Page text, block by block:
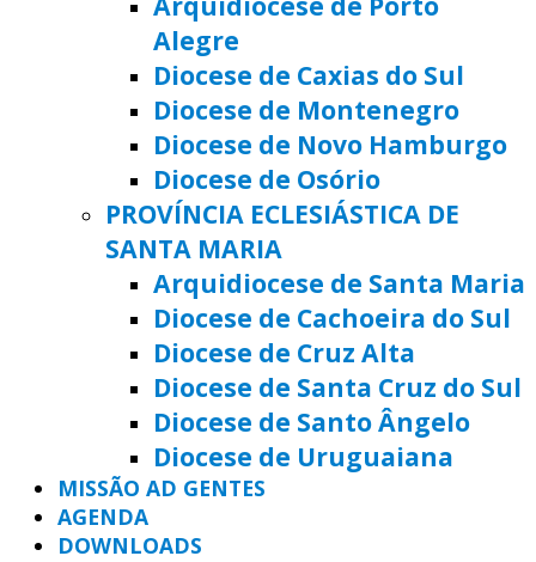
Alegre
Diocese de Caxias do Sul
Diocese de Montenegro
Diocese de Novo Hamburgo
Diocese de Osório
PROVÍNCIA ECLESIÁSTICA DE
SANTA MARIA
Arquidiocese de Santa Maria
Diocese de Cachoeira do Sul
Diocese de Cruz Alta
Diocese de Santa Cruz do Sul
Diocese de Santo Ângelo
Diocese de Uruguaiana
MISSÃO AD GENTES
AGENDA
DOWNLOADS